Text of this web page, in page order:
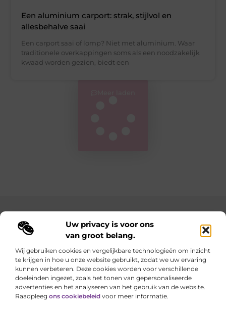
Uw privacy is voor ons
van groot belang.
Wij gebruiken cookies en vergelijkbare technologieën om inzicht
te krijgen in hoe u onze website gebruikt, zodat we uw ervaring
kunnen verbeteren. Deze cookies worden voor verschillende
doeleinden ingezet, zoals het tonen van gepersonaliseerde
advertenties en het analyseren van het gebruik van de website.
Raadpleeg ons cookiebeleid voor meer informatie.
Een aluminium carport: strak, stijlvol en
allesbehalve saai
Een carport saai of lomp? Niet met aluminium. Waar
traditionele overkappingen soms als een noodzakelijk
kwaad worden gezien, biedt een
Main Links
Elke dag iets nieuws op lindart.be
Laat je verrassen door creatieve blogs vol inspiratie,